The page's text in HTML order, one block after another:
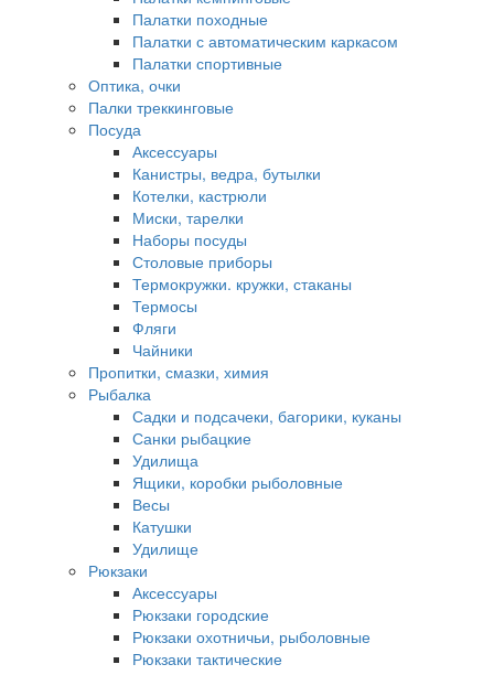
Палатки походные
Палатки с автоматическим каркасом
Палатки спортивные
Оптика, очки
Палки треккинговые
Посуда
Аксессуары
Канистры, ведра, бутылки
Котелки, кастрюли
Миски, тарелки
Наборы посуды
Столовые приборы
Термокружки. кружки, стаканы
Термосы
Фляги
Чайники
Пропитки, смазки, химия
Рыбалка
Садки и подсачеки, багорики, куканы
Санки рыбацкие
Удилища
Ящики, коробки рыболовные
Весы
Катушки
Удилище
Рюкзаки
Аксессуары
Рюкзаки городские
Рюкзаки охотничьи, рыболовные
Рюкзаки тактические